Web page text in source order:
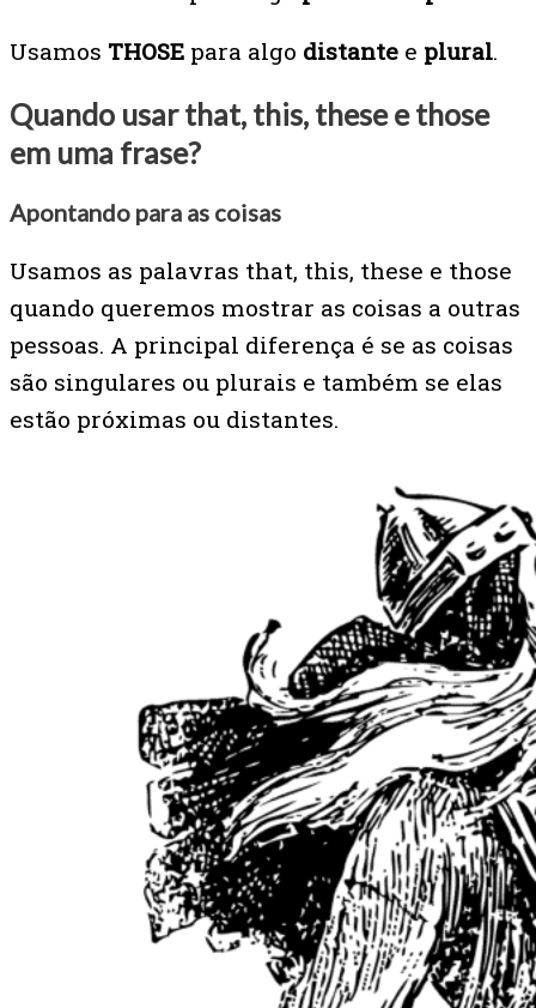
Usamos THOSE para algo distante e plural.
Quando usar that, this, these e those
em uma frase?
Apontando para as coisas
Usamos as palavras that, this, these e those
quando queremos mostrar as coisas a outras
pessoas. A principal diferença é se as coisas
são singulares ou plurais e também se elas
estão próximas ou distantes.